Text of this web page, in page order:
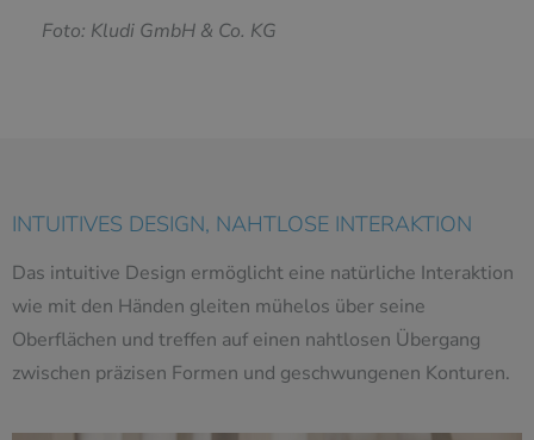
Foto: Kludi GmbH & Co. KG
INTUITIVES DESIGN, NAHTLOSE INTERAKTION
Das intuitive Design ermöglicht eine natürliche Interaktion
wie mit den Händen gleiten mühelos über seine
Oberflächen und treffen auf einen nahtlosen Übergang
zwischen präzisen Formen und geschwungenen Konturen.